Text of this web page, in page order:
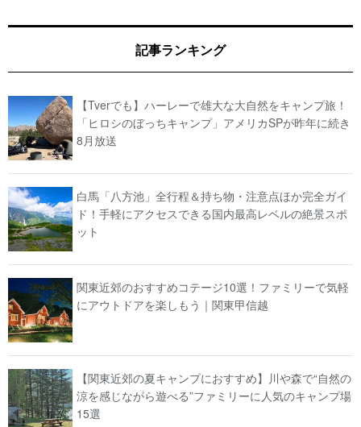
記事ランキング
【Tverでも】ハーレーで雄大な大自然をキャンプ旅！
「ヒロシのぼっちキャンプ」アメリカSPが昨年に続き
8月放送
白馬「八方池」全行程＆持ち物・注意点ほか完全ガイ
ド！手軽にアクセスできる国内最高レベルの絶景スポ
ット
関東近郊のおすすめコテージ10選！ファミリーで気軽
にアウトドアを楽しもう｜関東甲信越
【関東近郊の夏キャンプにおすすめ】川や森で“自然の
涼を感じながら遊べる”ファミリーに人気のキャンプ場
15選